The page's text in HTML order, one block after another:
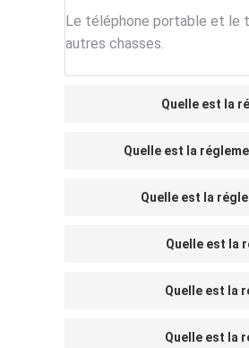
Le téléphone portable et le
autres chasses.
Quelle est la
Quelle est la
Quelle est la
Quelle est la
Quelle est la
Quelle est la